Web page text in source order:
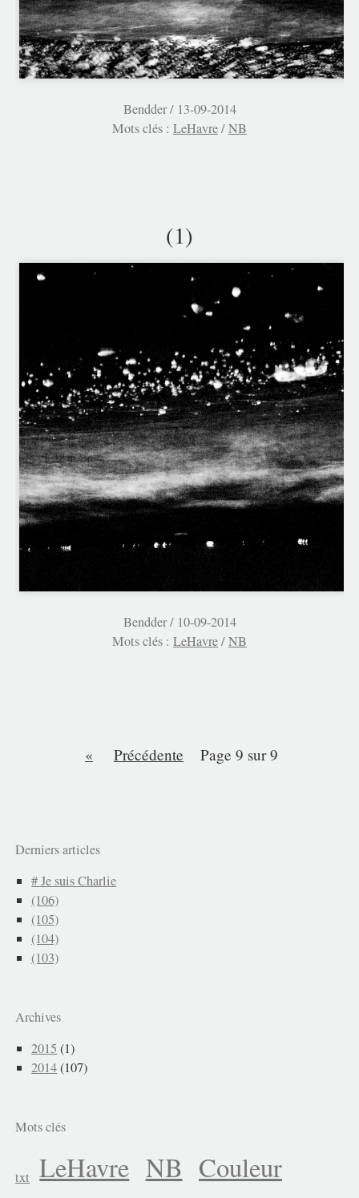
Bendder / 13-09-2014
Mots clés : LeHavre/NB
(1)
Bendder / 10-09-2014
Mots clés : LeHavre/NB
« précédente page 9 sur 9
Derniers articles
# Je suis Charlie
(106)
(105)
(104)
(103)
Archives
2015 (1)
2014(107)
Mots clés
txt LeHavre NB Couleur